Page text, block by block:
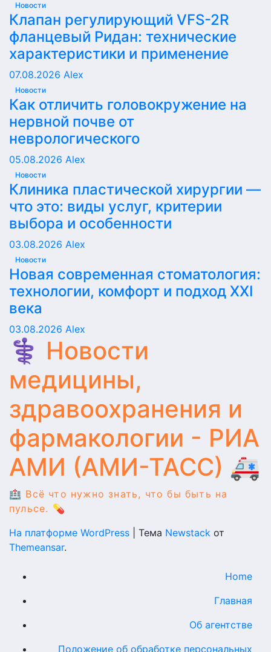
Новости
Клапан регулирующий VFS-2R
фланцевый Ридан: технические
характеристики и применение
07.08.2026 Alex
Новости
Как отличить головокружение на
нервной почве от
неврологического
05.08.2026 Alex
Новости
Клиника пластической хирургии —
что это: виды услуг, критерии
выбора и особенности
03.08.2026 Alex
Новости
Новая современная стоматология:
технологии, комфорт и подход XXI
века
03.08.2026 Alex
⚕️ Новости
медицины,
здравоохранения и
фармакологии - РИА
АМИ (АМИ-ТАСС) 🚑
🏥 Всё что нужно знать, что бы быть на
пульсе. 💊
На платформе WordPress
Тема Newstack от
Themeansar.
Home
Главная
Об агентстве
Положение об обработке персональных